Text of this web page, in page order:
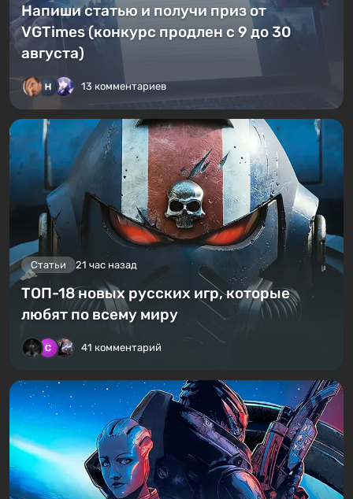
Напиши статью и получи приз от
VGTimes (конкурс продлен с 9 до 30
августа)
13 комментариев
Статьи 21 час назад
ТОП-18 новых русских игр, которые
любят по всему миру
41 комментарий